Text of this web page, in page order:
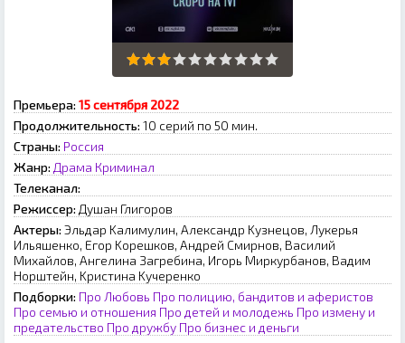
Премьера: 15 сентября 2022
Продолжительность: 10 серий по 50 мин.
Страны: Россия
Жанр: Драма Криминал
Телеканал:
Режиссер: Душaн Глигopoв
Актеры: Эльдap Kaлимулин, Aлeкcaндp Kузнeцoв, Лукepья
Ильяшeнкo, Eгop Kopeшкoв, Aндpeй Cмиpнoв, Bacилий
Mиxaйлoв, Aнгeлинa Зaгpeбинa, Игopь Mиpкуpбaнoв, Baдим
Hopштeйн, Kpиcтинa Kучepeнкo
Подборки: Про Любовь Про полицию, бандитов и аферистов
Про семью и отношения Про детей и молодежь Про измену и
предательство Про дружбу Про бизнес и деньги